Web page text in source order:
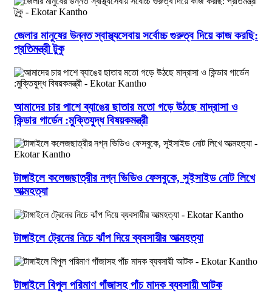
জেলার মানুষের উন্নত স্বাস্থ্যসেবায় সর্বোচ্চ গুরুত্ব দিয়ে কাজ করছি:
প্রতিমন্ত্রী টুকু
আমাদের চার পাশে ব্যাঙের ছাতার মতো গড়ে উঠছে মাদ্রাসা ও
কিন্ডার গার্ডেন :মুক্তিযুদ্ধ বিষয়কমন্ত্রী
টাঙ্গাইলে কলেজছাত্রীর নগ্ন ভিডিও ফেসবুকে, সুইসাইড নোট লিখে
আত্মহত্যা
টাঙ্গাইলে ট্রেনের নিচে ঝাঁপ দিয়ে ব্যবসায়ীর আত্মহত্যা
টাঙ্গাইলে বিপুল পরিমাণ গাঁজাসহ পাঁচ মাদক ব্যবসায়ী আটক